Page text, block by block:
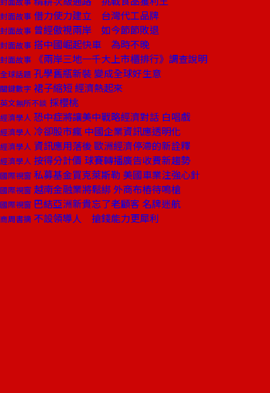
封面故事 借力使力建立 台灣代工品牌
封面故事 曾經傲視兩岸 如今節節敗退
封面故事 搭中國崛起快車 為時不晚
封面故事 《兩岸三地一千大上市櫃排行》調查說明
全球話題 孔學舊瓶新裝 變成全球好生意
關鍵數字 裙子縮短 經濟熱起來
英文無所不談 採櫻桃
經濟學人 恐中症將讓美中戰略經濟對話 白唱戲
經濟學人 冷卻股市瘋 中國企業資訊應透明化
經濟學人 資訊應用落後 歐洲經濟停滯的新詮釋
經濟學人 按得分計價 球賽轉播廣告收費新趨勢
國際視窗 私募基金買克萊斯勒 美國車業注強心針
國際視窗 越南金融業將鬆綁 外商布樁待鳴槍
國際視窗 巴結亞洲新貴忘了老顧客 名牌迷航
商周書摘 不設領導人 搶錢能力更犀利